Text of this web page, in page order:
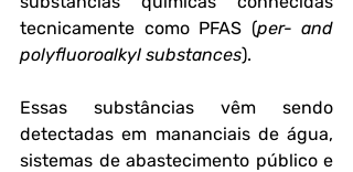
tecnicamente como PFAS (per- and
polyfluoroalkyl substances).
Essas substâncias vêm sendo
detectadas em mananciais de água,
sistemas de abastecimento público e